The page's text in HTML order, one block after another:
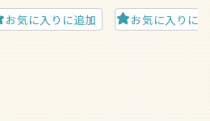
お気に入りに追加 お気に入りに